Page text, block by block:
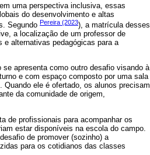
uma perspectiva inclusiva, essas
do desenvolvimento e altas
Segundo Pereira (2023), a matrícula desses
a localização de um professor de
e alternativas pedagógicas para a
apresenta como outro desafio visando à
e com espaço composto por uma sala
ele é ofertado, os alunos precisam
da comunidade de origem,
de profissionais para acompanhar os
estar disponíveis na escola do campo.
de promover (sozinho) a
para os cotidianos das classes